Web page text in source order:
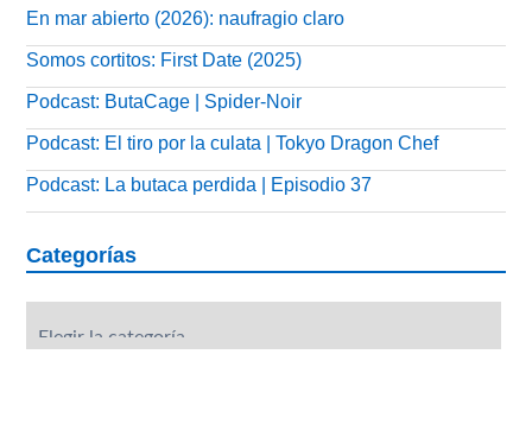
En mar abierto (2026): naufragio claro
Somos cortitos: First Date (2025)
Podcast: ButaCage | Spider-Noir
Podcast: El tiro por la culata | Tokyo Dragon Chef
Podcast: La butaca perdida | Episodio 37
Categorías